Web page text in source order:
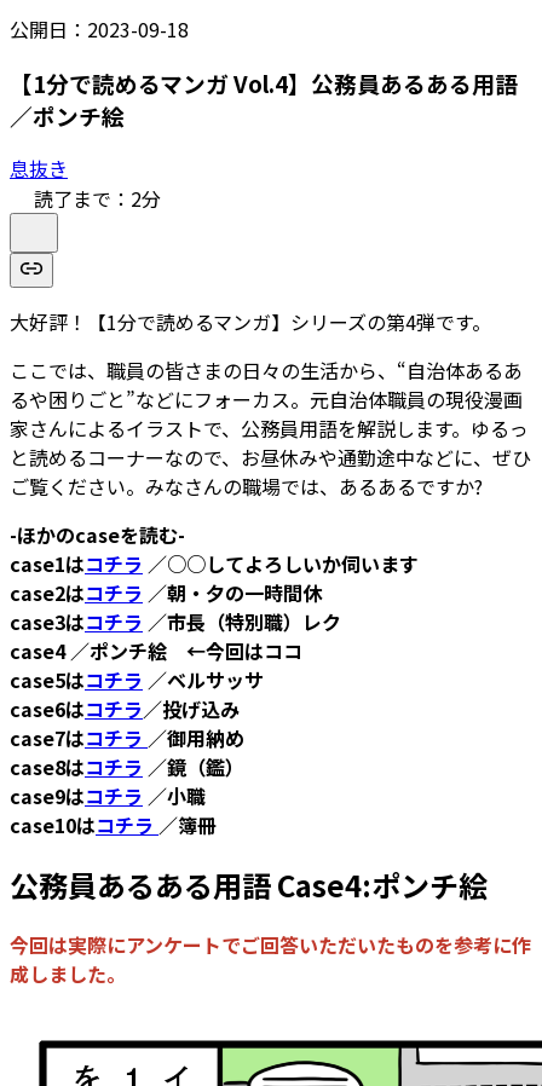
公開日： 2023-09-18
【1分で読めるマンガ Vol.4】公務員あるある用語
／ポンチ絵
息抜き
読了まで： 2分
大好評！【1分で読めるマンガ】シリーズの第4弾です。
ここでは、職員の皆さまの日々の生活から、“自治体あるあ
るや困りごと”などにフォーカス。元自治体職員の現役漫画
家さんによるイラストで、公務員用語を解説します。ゆるっ
と読めるコーナーなので、お昼休みや通勤途中などに、ぜひ
ご覧ください。みなさんの職場では、あるあるですか?
-ほかのcaseを読む-
case1はコチラ ／○○してよろしいか伺います
case2はコチラ ／朝・夕の一時間休
case3はコチラ ／市長（特別職）レク
case4 ／ポンチ絵 ←今回はココ
case5はコチラ ／ベルサッサ
case6はコチラ／投げ込み
case7はコチラ ／御用納め
case8はコチラ ／鏡（鑑）
case9はコチラ ／小職
case10はコチラ ／簿冊
公務員あるある用語 Case4:ポンチ絵
今回は実際にアンケートでご回答いただいたものを参考に作
成しました。